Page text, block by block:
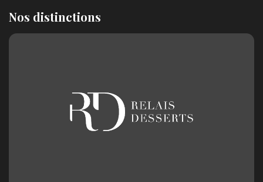
Nos distinctions